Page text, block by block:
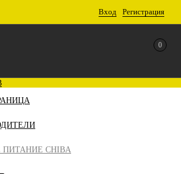
Вход Регистрация
0
CHIBA